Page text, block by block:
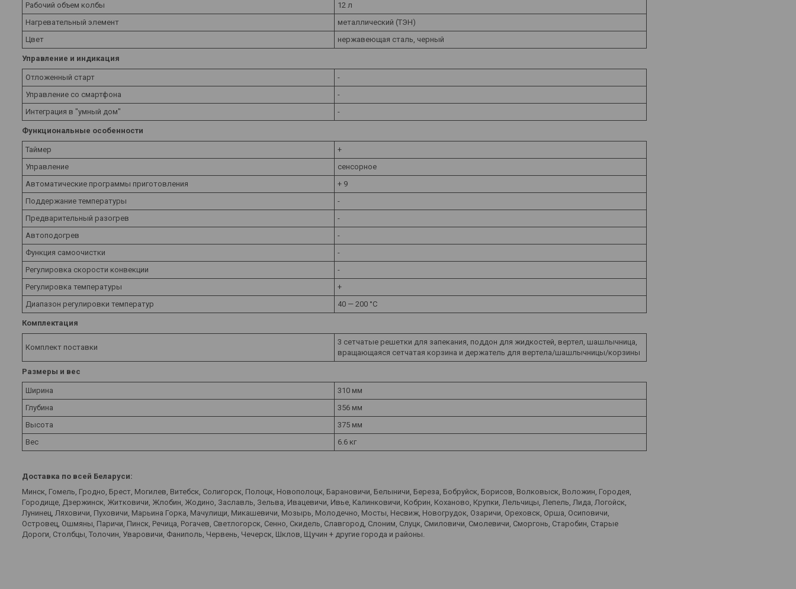
Рабочий объем колбы
12 л
Нагревательный элемент
металлический (ТЭН)
Цвет
нержавеющая сталь, черный
Управление и индикация
Отложенный старт
-
Управление со смартфона
-
Интеграция в "умный дом"
-
Функциональные особенности
Таймер
+
Управление
сенсорное
Автоматические программы приготовления
+ 9
Поддержание температуры
-
Предварительный разогрев
-
Автоподогрев
-
Функция самоочистки
-
Регулировка скорости конвекции
-
Регулировка температуры
+
Диапазон регулировки температур
40 — 200 °C
Комплектация
Комплект поставки
3 сетчатые решетки для запекания, поддон для жидкостей, вертел, шашлычница,
вращающаяся сетчатая корзина и держатель для вертела/шашлычницы/корзины
Размеры и вес
Ширина
310 мм
Глубина
356 мм
Высота
375 мм
Вес
6.6 кг
Доставка по всей Беларуси:
Минск, Гомель, Гродно, Брест, Могилев, Витебск, Солигорск, Полоцк, Новополоцк, Барановичи, Белыничи, Береза, Бобруйск, Борисов, Волковыск, Воложин, Городея,
Городище, Дзержинск, Житковичи, Жлобин, Жодино, Заславль, Зельва, Ивацевичи, Ивье, Калинковичи, Кобрин, Коханово, Крупки, Лельчицы, Лепель, Лида, Логойск,
Лунинец, Ляховичи, Пуховичи, Марьина Горка, Мачулищи, Микашевичи, Мозырь, Молодечно, Мосты, Несвиж, Новогрудок, Озаричи, Ореховск, Орша, Осиповичи,
Островец, Ошмяны, Паричи, Пинск, Речица, Рогачев, Светлогорск, Сенно, Скидель, Славгород, Слоним, Слуцк, Смиловичи, Смолевичи, Сморгонь, Старобин, Старые
Дороги, Столбцы, Толочин, Уваровичи, Фаниполь, Червень, Чечерск, Шклов, Щучин + другие города и районы.